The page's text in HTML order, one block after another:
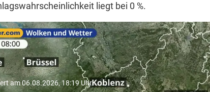
liegt bei 0 %.
Pfalz und Saarland:
für Deine Region!"
am 06.08.2026, 18:19 Uhr